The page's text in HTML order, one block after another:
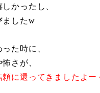
かったし、
ましたw
た時に、
さが、
頼に還ってきましたよー